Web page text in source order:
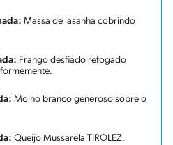
Massa de lasanha cobrindo
Frango desfiado refogado
Molho branco generoso sobre o
Queijo Mussarela TIROLEZ.